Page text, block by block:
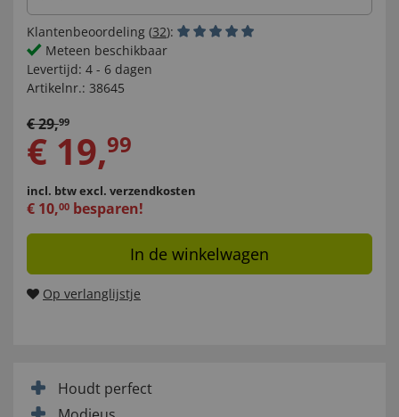
Klantenbeoordeling (32):
Meteen beschikbaar
Levertijd: 4 - 6 dagen
Artikelnr.: 38645
€29,99
€ 19,99
incl. btwexcl. verzendkosten
€ 10,00 besparen!
In de winkelwagen
Op verlanglijstje
Houdt perfect